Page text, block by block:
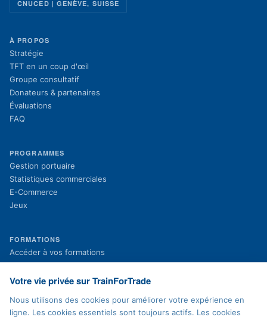
CNUCED | GENÈVE, SUISSE
À PROPOS
Stratégie
TFT en un coup d'œil
Groupe consultatif
Donateurs & partenaires
Évaluations
FAQ
PROGRAMMES
Gestion portuaire
Statistiques commerciales
E-Commerce
Jeux
FORMATIONS
Accéder à vos formations
Inscription aux formations(s'ouvre dans un nouvel onglet)
Projets en cours
Actualités
Votre vie privée sur TrainForTrade
Nous utilisons des cookies pour améliorer votre expérience en
ligne. Les cookies essentiels sont toujours actifs. Les cookies